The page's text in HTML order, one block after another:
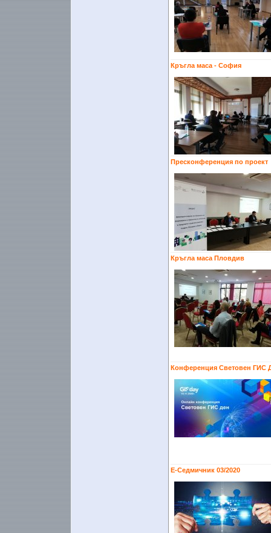
Кръгла маса - София
Пресконференция по проект
Кръгла маса Пловдив
Конференция Световен ГИС
Е-Седмичник 03/2020